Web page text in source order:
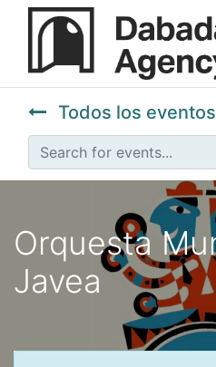
Todos los eventos
Orquesta
Javea